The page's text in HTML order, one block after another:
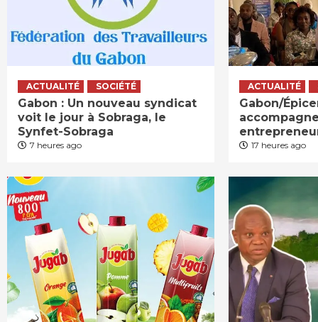
ACTUALITÉ SOCIÉTÉ
Gabon : Un nouveau syndicat
voit le jour à Sobraga, le
Synfet-Sobraga
7 heures ago
ACTUALITÉ
Gabon/
17 heures ago